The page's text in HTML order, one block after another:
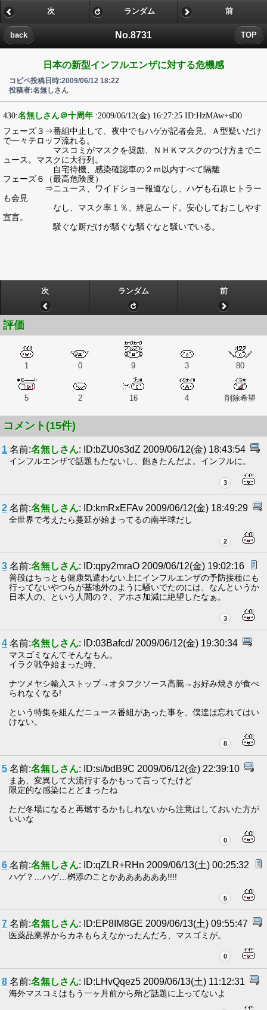
No.8731
back TOP
次 ランダム 前
日本の新型インフルエンザに対する危機感
コピペ投稿日時:2009/06/12 18:22
投稿者:名無しさん
430:名無しさん＠十周年 :2009/06/12(金) 16:27:25 ID:HzMAw+sD0
フェーズ３⇒番組中止して、夜中でもハゲが記者会見。Ａ型疑いだけ
で一々テロップ流れる。
マスコミがマスクを奨励、ＮＨＫマスクのつけ方までニ
ュース。マスクに大行列。
自宅待機、感染確認車の２ｍ以内すべて隔離
フェーズ６（最高危険度）
⇒ニュース、ワイドショー報道なし、ハゲも石原ヒトラー
も会見
なし、マスク率１％、終息ムード。安心しておこしやす
宣言。
騒ぐな厨だけが騒ぐな騒ぐなと騒いでいる。
次 ランダム 前
評価
1 0 9 3 80
5 2 16 4 削除希望
コメント(15件)
1 名前:名無しさん: ID:bZU0s3dZ 2009/06/12(金) 18:43:54
インフルエンザで話題もたないし、飽きたんだよ。インフルに。
3
2 名前:名無しさん: ID:kmRxEFAv 2009/06/12(金) 18:49:29
全世界で考えたら蔓延が始まってるの南半球だし
2
3 名前:名無しさん: ID:qpy2mraO 2009/06/12(金) 19:02:16
普段はちっとも健康気遣わない上にインフルエンザの予防接種にも
行ってないやつらが基地外のように騒いでたのには、なんというか
日本人の、という人間の？、アホさ加減に絶望したなぁ。
3
4 名前:名無しさん: ID:03Bafcd/ 2009/06/12(金) 19:30:34
マスゴミなんてそんなもん。
イラク戦争始まった時、
ナツメヤシ輸入ストップ→オタフクソース高騰→お好み焼きが食べ
られなくなる!
という特集を組んだニュース番組があった事を、僕達は忘れてはい
けない。
8
5 名前:名無しさん: ID:si/bdB9C 2009/06/12(金) 22:39:10
まあ、変異して大流行するかもって言ってたけど
限定的な感染にとどまったね
ただ冬場になると再燃するかもしれないから注意はしておいた方が
いいな
0
6 名前:名無しさん: ID:qZLR+RHn 2009/06/13(土) 00:25:32
ハゲ？…ハゲ…桝添のことかああああああ!!!!
5
7 名前:名無しさん: ID:EP8IM8GE 2009/06/13(土) 09:55:47
医薬品業界からカネもらえなかったんだろ、マスゴミが。
0
8 名前:名無しさん: ID:LHvQqez5 2009/06/13(土) 11:12:31
海外マスコミはもう一ヶ月前から殆ど話題に上ってないよ